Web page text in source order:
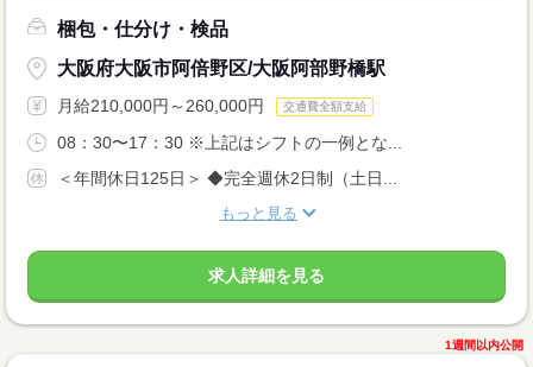
梱包・仕分け・検品
大阪府大阪市阿倍野区/大阪阿部野橋駅
月給210,000円～260,000円 交通費全額支給
08：30〜17：30 ※上記はシフトの一例とな...
＜年間休日125日＞ ◆完全週休2日制（土日...
もっと見る
求人詳細を見る
1週間以内公開